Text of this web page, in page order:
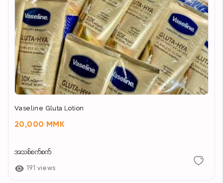
Vaseline Gluta Lotion
20,000 MMK
အသစ်စက်စက်
191 views